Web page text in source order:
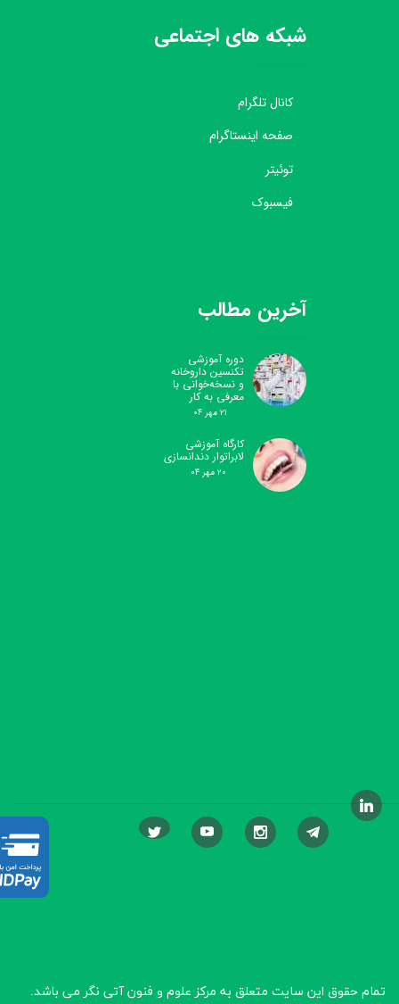
آخرین مطالب
دوره آموزشی
تکنسین داروخانه
و نسخه‌خوانی با
معرفی به کار
۲۱ مهر ۰۴
کارگاه آموزشی
لابراتوار دندانسازی
۲۰ مهر ۰۴
شبکه های اجتماعی
کانال تلگرام
صفحه اینستاگرام
توئیتر
فیسبوک
تمام حقوق این سایت متعلق به مرکز علوم و فنون آتی نگر می باشد.